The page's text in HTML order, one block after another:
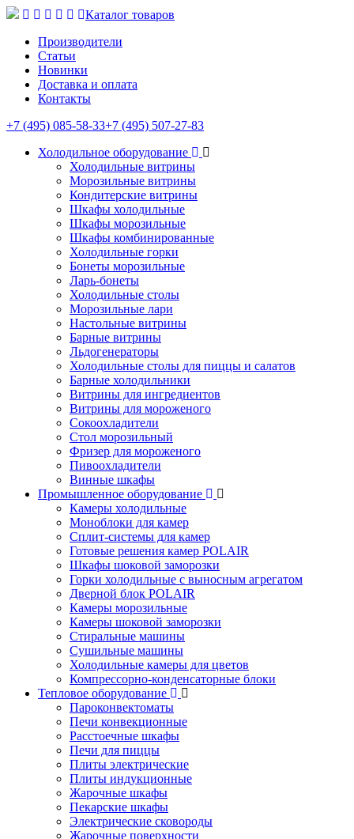
Каталог товаров
Производители
Статьи
Новинки
Доставка и оплата
Контакты
+7 (495) 085-58-33+7 (495) 507-27-83
Холодильное оборудование
Холодильные витрины
Морозильные витрины
Кондитерские витрины
Шкафы холодильные
Шкафы морозильные
Шкафы комбинированные
Холодильные горки
Бонеты морозильные
Ларь-бонеты
Холодильные столы
Морозильные лари
Настольные витрины
Барные витрины
Льдогенераторы
Холодильные столы для пиццы и салатов
Барные холодильники
Витрины для ингредиентов
Витрины для мороженого
Сокоохладители
Стол морозильный
Фризер для мороженого
Пивоохладители
Винные шкафы
Промышленное оборудование
Камеры холодильные
Моноблоки для камер
Сплит-системы для камер
Готовые решения камер POLAIR
Шкафы шоковой заморозки
Горки холодильные с выносным агрегатом
Дверной блок POLAIR
Камеры морозильные
Камеры шоковой заморозки
Стиральные машины
Сушильные машины
Холодильные камеры для цветов
Компрессорно-конденсаторные блоки
Тепловое оборудование
Пароконвектоматы
Печи конвекционные
Расстоечные шкафы
Печи для пиццы
Плиты электрические
Плиты индукционные
Жарочные шкафы
Пекарские шкафы
Электрические сковороды
Жарочные поверхности